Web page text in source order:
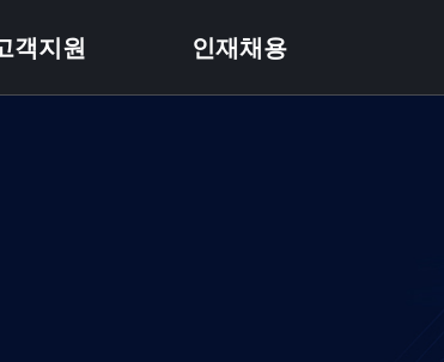
객지원 인재채용